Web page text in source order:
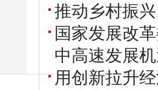
推动乡村振
国家发展改
中高速发展
用创新拉升